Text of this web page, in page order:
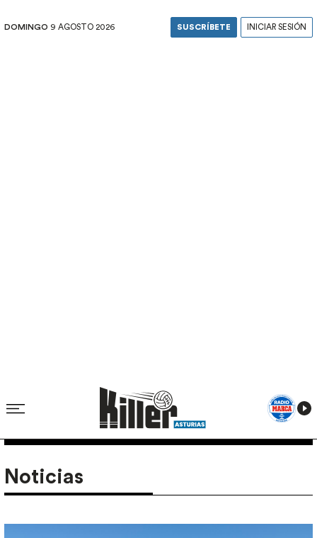
DOMINGO 9 AGOSTO 2026 SUSCRÍBETE INICIAR SESIÓN
Noticias